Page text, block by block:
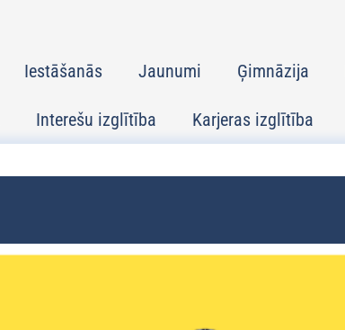
Iestāšanās Jaunumi Ģimnāzija
Interešu izglītība Karjeras izglītība